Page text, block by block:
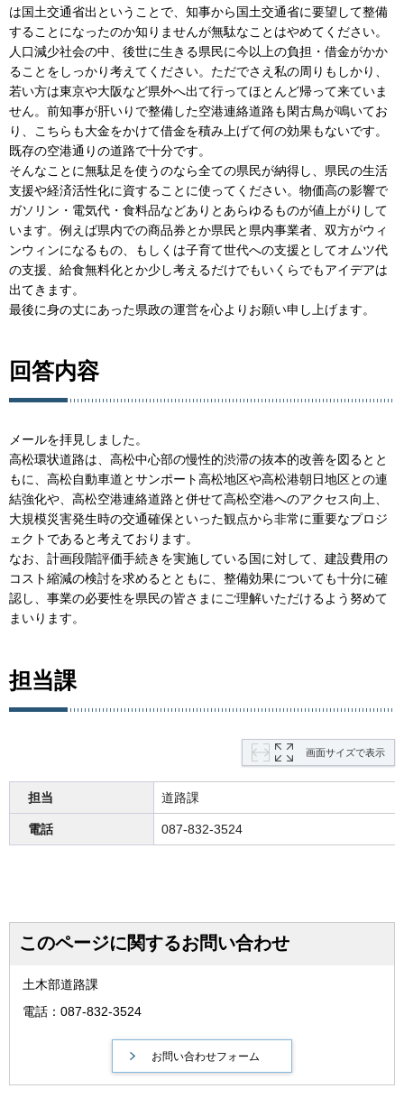
は国土交通省出ということで、知事から国土交通省に要望して整備
することになったのか知りませんが無駄なことはやめてください。
人口減少社会の中、後世に生きる県民に今以上の負担・借金がかか
ることをしっかり考えてください。ただでさえ私の周りもしかり、
若い方は東京や大阪など県外へ出て行ってほとんど帰って来ていま
せん。前知事が肝いりで整備した空港連絡道路も閑古鳥が鳴いてお
り、こちらも大金をかけて借金を積み上げて何の効果もないです。
既存の空港通りの道路で十分です。
そんなことに無駄足を使うのなら全ての県民が納得し、県民の生活
支援や経済活性化に資することに使ってください。物価高の影響で
ガソリン・電気代・食料品などありとあらゆるものが値上がりして
います。例えば県内での商品券とか県民と県内事業者、双方がウィ
ンウィンになるもの、もしくは子育て世代への支援としてオムツ代
の支援、給食無料化とか少し考えるだけでもいくらでもアイデアは
出てきます。
最後に身の丈にあった県政の運営を心よりお願い申し上げます。
回答内容
メールを拝見しました。
高松環状道路は、高松中心部の慢性的渋滞の抜本的改善を図るとと
もに、高松自動車道とサンポート高松地区や高松港朝日地区との連
結強化や、高松空港連絡道路と併せて高松空港へのアクセス向上、
大規模災害発生時の交通確保といった観点から非常に重要なプロジ
ェクトであると考えております。
なお、計画段階評価手続きを実施している国に対して、建設費用の
コスト縮減の検討を求めるとともに、整備効果についても十分に確
認し、事業の必要性を県民の皆さまにご理解いただけるよう努めて
まいります。
担当課
画面サイズで表示
担当 道路課
電話 087-832-3524
このページに関するお問い合わせ
土木部道路課
電話：087-832-3524